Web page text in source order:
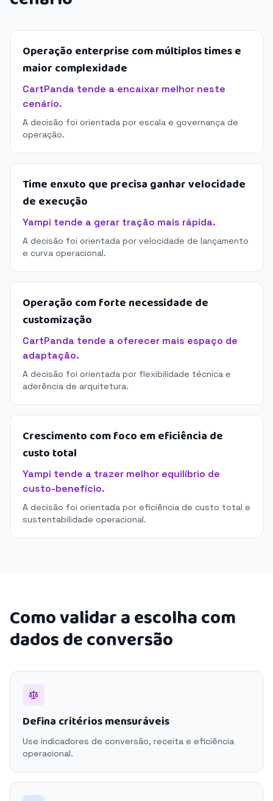
Operação enterprise com múltiplos times e
maior complexidade
CartPanda tende a encaixar melhor neste
cenário.
A decisão foi orientada por escala e governança de
operação.
Time enxuto que precisa ganhar velocidade
de execução
Yampi tende a gerar tração mais rápida.
A decisão foi orientada por velocidade de lançamento
e curva operacional.
Operação com forte necessidade de
customização
CartPanda tende a oferecer mais espaço de
adaptação.
A decisão foi orientada por flexibilidade técnica e
aderência de arquitetura.
Crescimento com foco em eficiência de
custo total
Yampi tende a trazer melhor equilíbrio de
custo-benefício.
A decisão foi orientada por eficiência de custo total e
sustentabilidade operacional.
Como validar a escolha com
dados de conversão
Defina critérios mensuráveis
Use indicadores de conversão, receita e eficiência
operacional.